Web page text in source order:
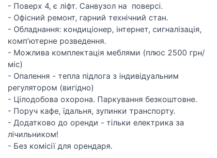
- Поверх 4, є ліфт. Санвузол на поверсі.
- Офісний ремонт, гарний технічний стан.
- Обладнання: кондиціонер, інтернет, сигналізація,
комп'ютерне розведення.
- Можлива комплектація меблями (плюс 2500 грн/
міс)
- Опалення - тепла підлога з індивідуальним
регулятором (вигідно)
- Цілодобова охорона. Паркування безкоштовне.
- Поруч кафе, їдальня, зупинки транспорту.
- Додатково до оренди - тільки електрика за
лічильником!
- Без комісії для орендаря.